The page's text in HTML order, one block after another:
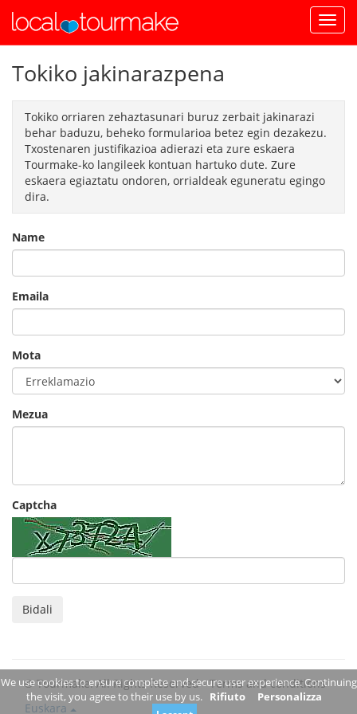
Tokiko jakinarazpena
Tokiko orriaren zehaztasunari buruz zerbait jakinarazi
behar baduzu, beheko formularioa betez egin dezakezu.
Txostenaren justifikazioa adierazi eta zure eskaera
Tourmake-ko langileek kontuan hartuko dute. Zure
eskaera egiaztatu ondoren, orrialdeak eguneratu egingo
dira.
Name
Emaila
Mota
Mezua
Captcha
Bidali
© Tourmake. All Rights Reserved -Terms and conditions
Euskara
We use cookies to ensure complete and secure user experience. Continuing
the visit, you agree to their use by us. Rifiuto Personalizza